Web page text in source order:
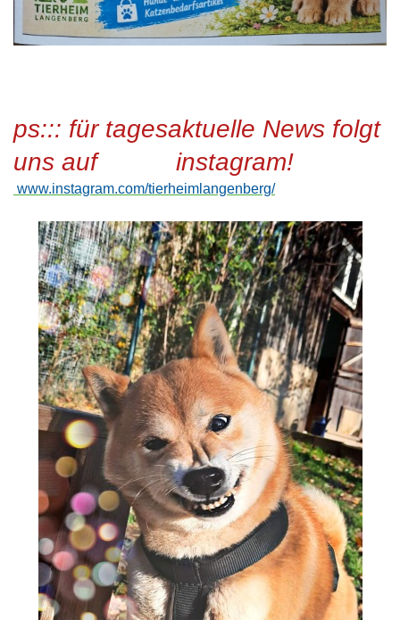
ps::: für tagesaktuelle News folgt
uns auf instagram!
www.instagram.com/tierheimlangenberg/